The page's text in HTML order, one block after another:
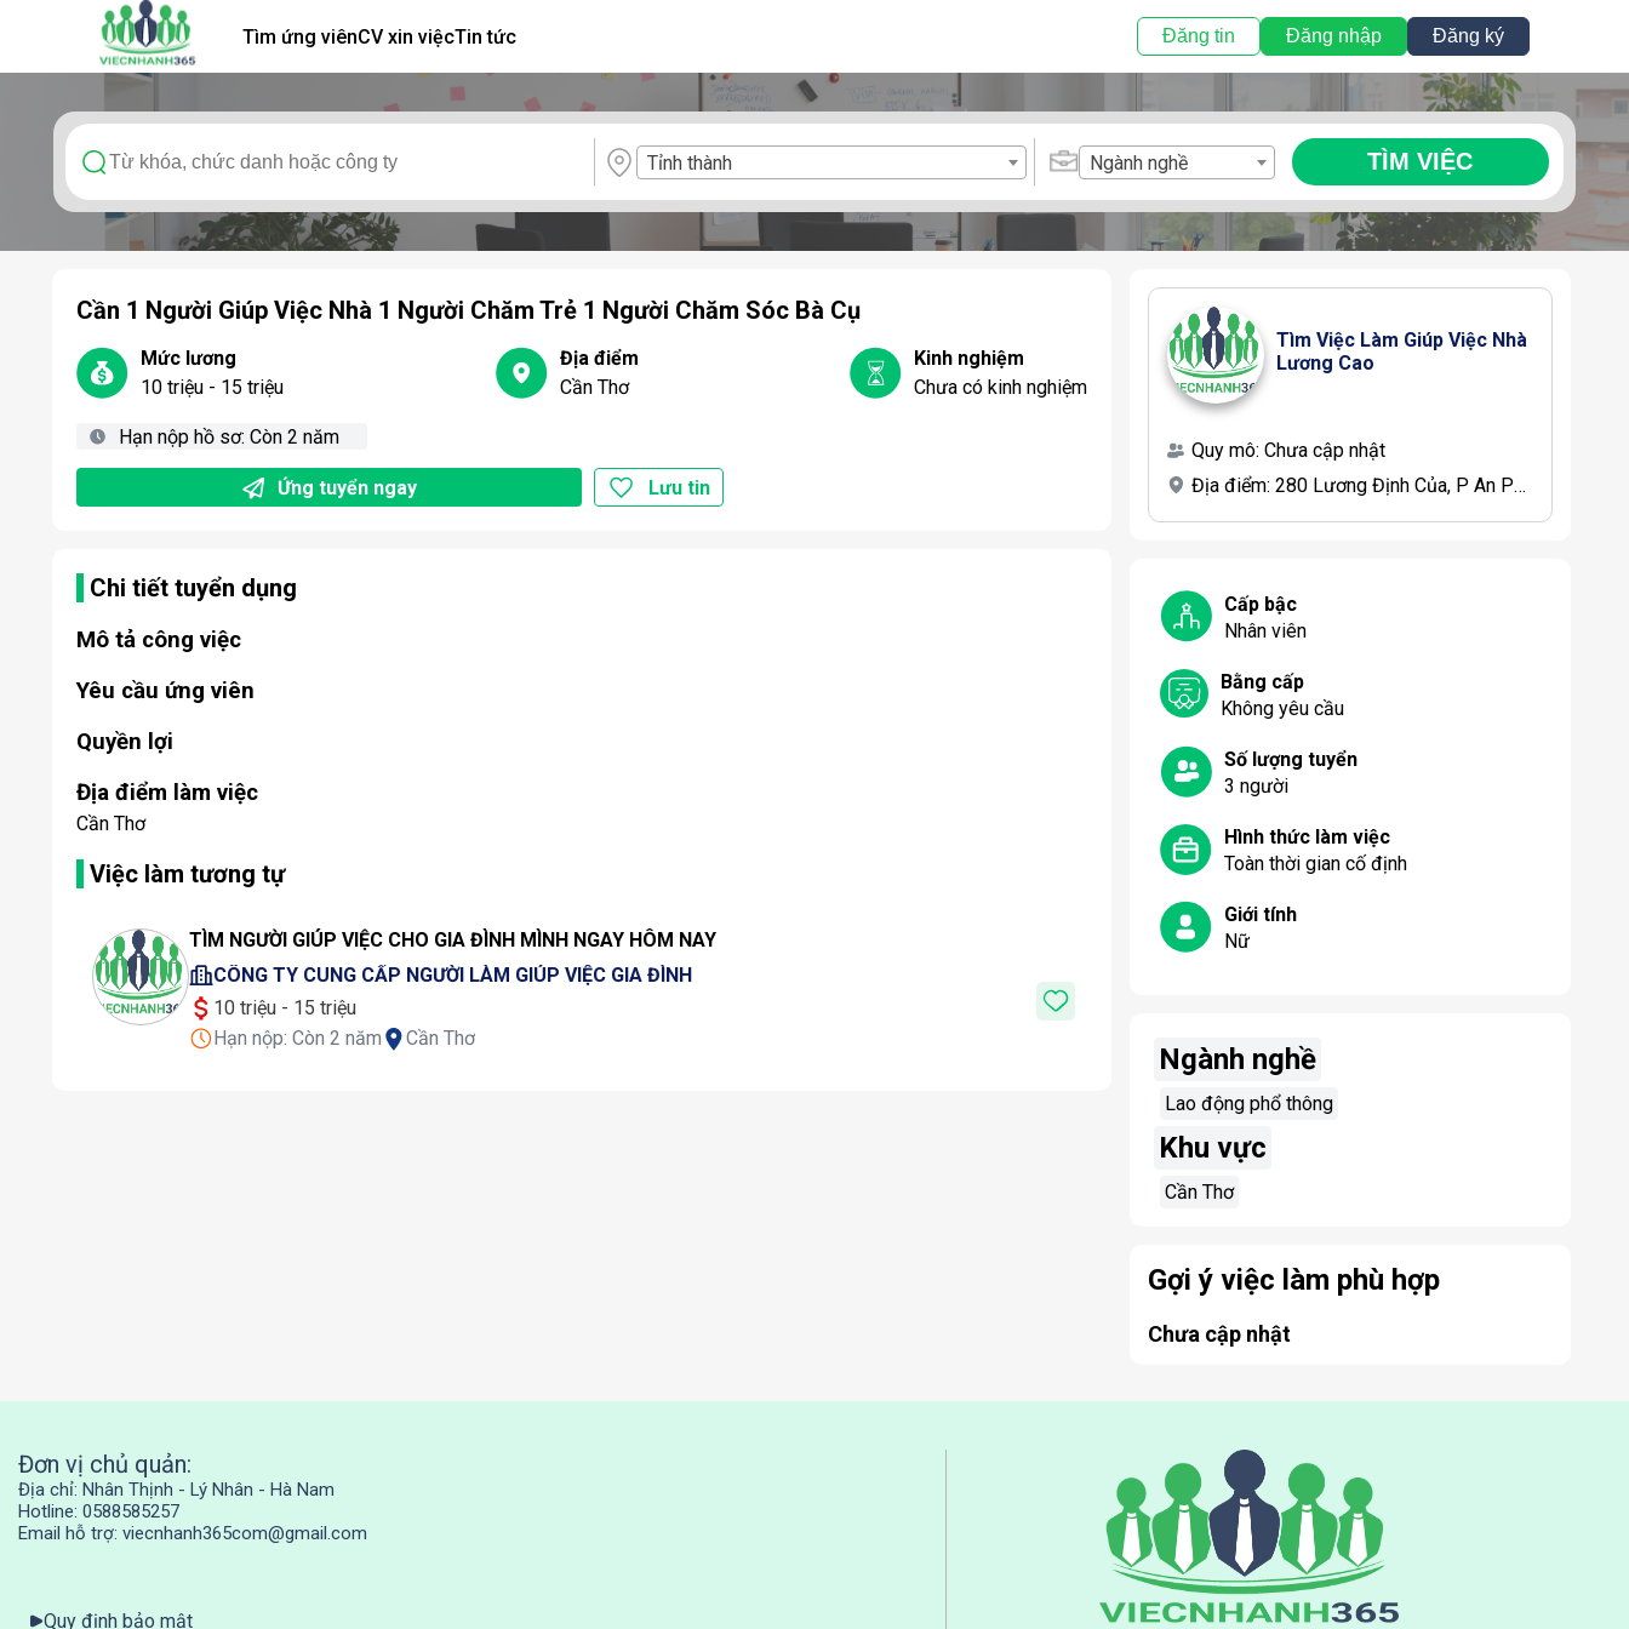
Tìm ứng viênCV xin việcTin tức Đăng tin Đăng nhập Đăng ký
Tỉnh thành Ngành nghề TÌM VIỆC
Cần 1 Người Giúp Việc Nhà 1 Người Chăm Trẻ 1 Người Chăm Sóc Bà Cụ
Mức lương
10 triệu - 15 triệu
Địa điểm
Cần Thơ
Kinh nghiệm
Chưa có kinh nghiệm
Hạn nộp hồ sơ:Còn 2 năm
Ứng tuyển ngay Lưu tin
Chi tiết tuyển dụng
Mô tả công việc
Yêu cầu ứng viên
Quyền lợi
Địa điểm làm việc
Cần Thơ
Việc làm tương tự
TÌM NGƯỜI GIÚP VIỆC CHO GIA ĐÌNH MÌNH NGAY HÔM NAY
CÔNG TY CUNG CẤP NGƯỜI LÀM GIÚP VIỆC GIA ĐÌNH
10 triệu - 15 triệu
Hạn nộp:Còn 2 năm Cần Thơ
Tìm Việc Làm Giúp Việc Nhà
Lương Cao
Quy mô: Chưa cập nhật
Địa điểm: 280 Lương Định Của, P An Phú, Q 2, TP Hồ Chí Minh
Cấp bậc
Nhân viên
Bằng cấp
Không yêu cầu
Số lượng tuyển
3 người
Hình thức làm việc
Toàn thời gian cố định
Giới tính
Nữ
Ngành nghề
Lao động phổ thông
Khu vực
Cần Thơ
Gợi ý việc làm phù hợp
Chưa cập nhật
Đơn vị chủ quản:
Địa chỉ: Nhân Thịnh - Lý Nhân - Hà Nam
Hotline: 0588585257
Email hỗ trợ: viecnhanh365com@gmail.com
Quy định bảo mật